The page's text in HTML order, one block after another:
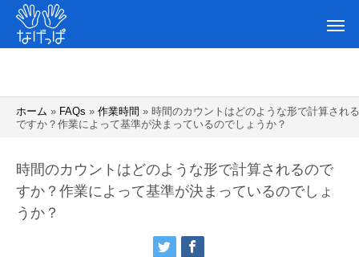
ホーム » FAQs » 作業時間 » 時間のカウントはどのような形で計算され
ですか？作業によって基準が決まっているのでしょうか？
時間のカウントはどのような形で計算されるので
すか？作業によって基準が決まっているのでしょ
うか？